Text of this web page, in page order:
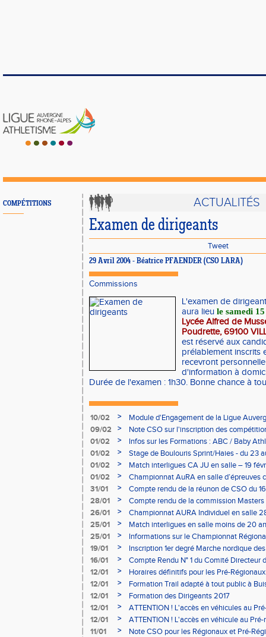
COMPÉTITIONS ACTUALITÉS
Examen de dirigeants
Tweet
29 Avril 2004 - Béatrice PFAENDER (CSO LARA)
Commissions
L'examen de
aura lieu le samedi
Lycée Alfred de
Poudrette, 69100
est réservé aux
prélablement inscrits
recevront
d'information à
Durée de l'examen : 1h30. Bonne chance à
10/02 >
Module d'Engagement de la Ligue
09/02
>
Note CSO sur l'inscription des
01/02
>
Infos sur les Formations : ABC / Baby
01/02
>
Stage de Boulouris Sprint/Haies - du 23
01/02
>
Match interligues CA JU en salle – 19
01/02
>
Championnat AuRA en salle d’épreuves
- le 12 février
31/01 >
Compte rendu de la réunon de CSO du
28/01
>
Compte rendu de la commission
à Bourgoin
26/01 >
Championnat AURA Individuel en salle
25/01
>
Match interligues en salle moins de 20
25/01
>
Informations sur le Championnat
05/02
19/01 >
Inscription 1er degré Marche nordique
03/02 (sous condition)
16/01 >
Compte Rendu N° 1 du Comité Directeur
12/01
>
Horaires définitifs pour les Pré-
Aubière
12/01 >
Formation Trail adapté à tout public à
12/01
>
Formation des Dirigeants 2017
12/01
>
ATTENTION ! L'accès en véhicules au
Bains sera réglementé
12/01 >
ATTENTION ! L'accès en véhicule au
Bains sera réglementé
11/01 >
Note CSO pour les Régionaux et Pré-